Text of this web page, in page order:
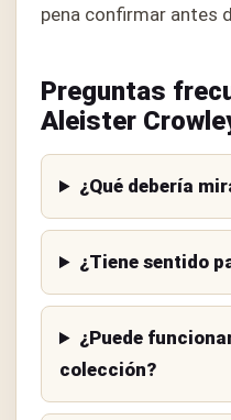
pena confirmar antes
Preguntas
Aleister
¿Qué debería
¿Tiene sentido
¿Puede
colección?